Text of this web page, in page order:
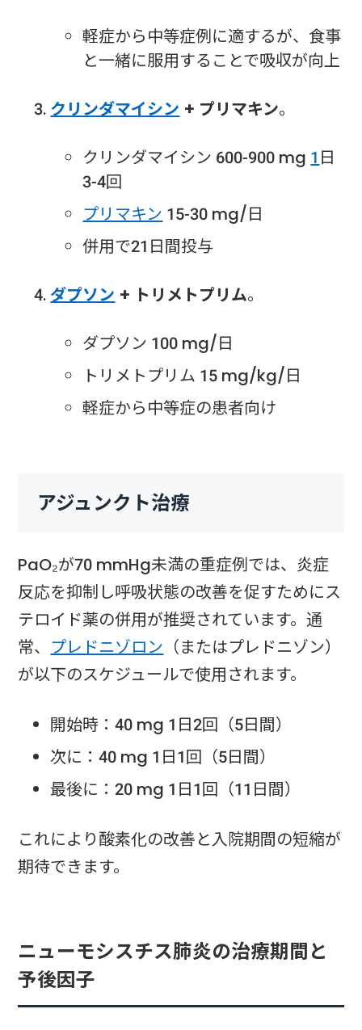
軽症から中等症例に適するが、食事
と一緒に服用することで吸収が向上
クリンダマイシン + プリマキン。
クリンダマイシン 600-900 mg 1 日
3-4回
プリマキン 15-30 mg/日
併用で21日間投与
ダプソン + トリメトプリム。
ダプソン 100 mg/日
トリメトプリム 15 mg/kg/日
軽症から中等症の患者向け
アジュンクト治療
PaO₂が70 mmHg未満の重症例では、炎症
反応を抑制し呼吸状態の改善を促すためにス
テロイド薬の併用が推奨されています。通
常、 プレドニゾロン （またはプレドニゾン）
が以下のスケジュールで使用されます。
開始時：40 mg 1日2回（5日間）
次に：40 mg 1日1回（5日間）
最後に：20 mg 1日1回（11日間）
これにより酸素化の改善と入院期間の短縮が
期待できます。
ニューモシスチス肺炎の治療期間と
予後因子